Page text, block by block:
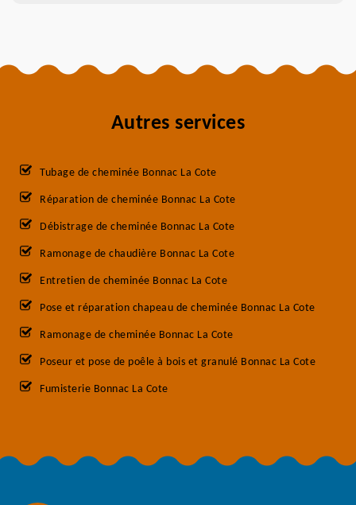
Autres services
Tubage de cheminée Bonnac La Cote
Réparation de cheminée Bonnac La Cote
Débistrage de cheminée Bonnac La Cote
Ramonage de chaudière Bonnac La Cote
Entretien de cheminée Bonnac La Cote
Pose et réparation chapeau de cheminée Bonnac La Cote
Ramonage de cheminée Bonnac La Cote
Poseur et pose de poêle à bois et granulé Bonnac La Cote
Fumisterie Bonnac La Cote